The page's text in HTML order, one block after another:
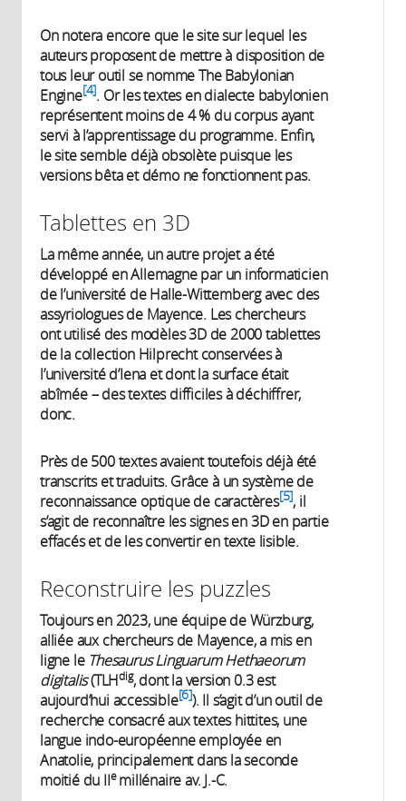
On notera encore que le site sur lequel les
auteurs proposent de mettre à disposition de
tous leur outil se nomme The Babylonian
Engine 4 . Or les textes en dialecte babylonien
représentent moins de 4 % du corpus ayant
servi à l’apprentissage du programme. Enfin,
le site semble déjà obsolète puisque les
versions bêta et démo ne fonctionnent pas.
Tablettes en 3D
La même année, un autre projet a été
développé en Allemagne par un informaticien
de l’université de Halle-Wittemberg avec des
assyriologues de Mayence. Les chercheurs
ont utilisé des modèles 3D de 2000 tablettes
de la collection Hilprecht conservées à
l’université d’Iena et dont la surface était
abîmée – des textes difficiles à déchiffrer,
donc.
Près de 500 textes avaient toutefois déjà été
transcrits et traduits. Grâce à un système de
reconnaissance optique de caractères 5 , il
s’agit de reconnaître les signes en 3D en partie
effacés et de les convertir en texte lisible.
Reconstruire les puzzles
Toujours en 2023, une équipe de Würzburg,
alliée aux chercheurs de Mayence, a mis en
ligne le Thesaurus Linguarum Hethaeorum
digitalis(TLHdig, dont la version 0.3 est
aujourd’hui accessible 6 ). Il s’agit d’un outil de
recherche consacré aux textes hittites, une
langue indo-européenne employée en
Anatolie, principalement dans la seconde
moitié du IIemillénaire av. J.-C.